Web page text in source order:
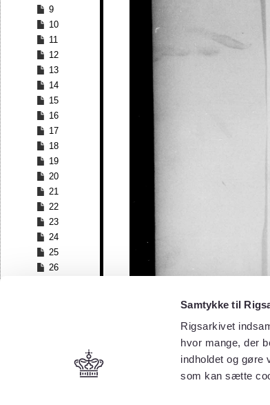
Samtykke til
Rigsarkivet
hvor mange, der
indholdet og gøre
som kan sætte
9
10
11
12
13
14
15
16
17
18
19
20
21
22
23
24
25
26